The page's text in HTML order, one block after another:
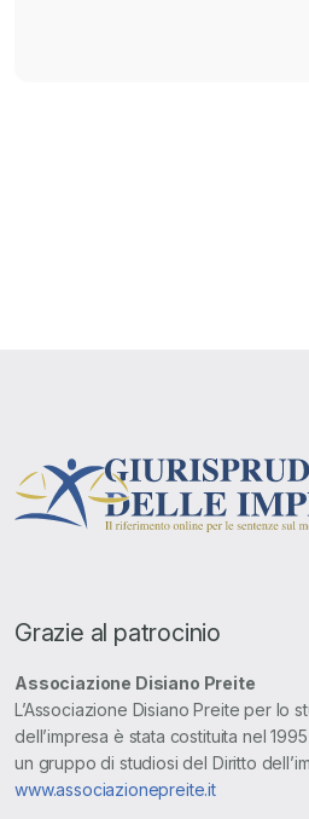
Grazie al patrocinio
Associazione Disiano Preite
L’Associazione Disiano Preite per lo
dell’impresa è stata costituita nel
un gruppo di studiosi del Diritto
www.associazionepreite.it